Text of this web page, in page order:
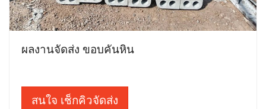
ผลงานจัดส่ง ขอบคันหิน
สนใจ เช็กคิวจัดส่ง